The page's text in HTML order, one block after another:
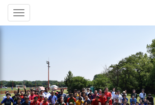
Toggle
navigation